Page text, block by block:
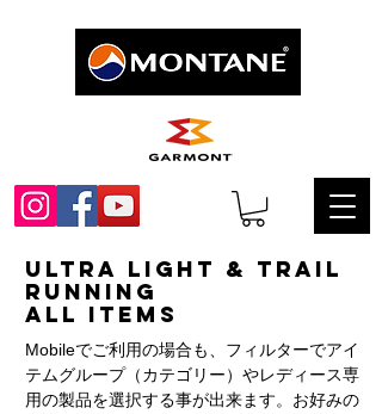
Ultra Light & Trail
Running
ALL​ ITEMS
Mobileでご利用の場合も、フィルターでアイ
テムグループ（カテゴリー）やレディース専
用の製品を選択する事が出来ます。お好みの